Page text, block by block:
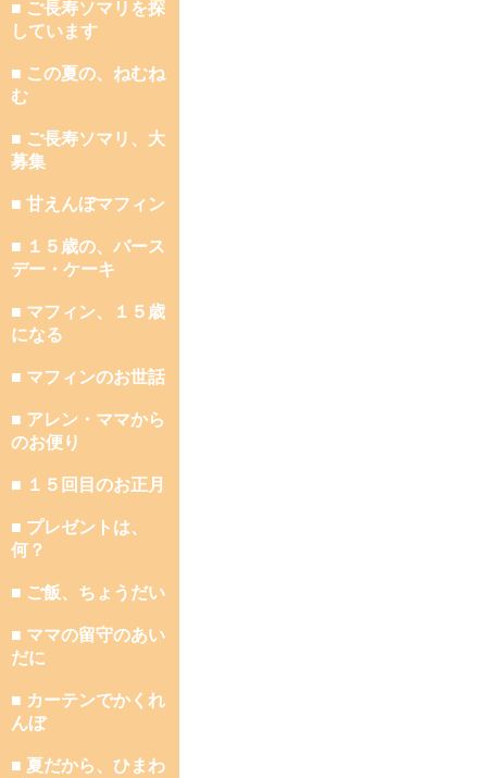
■ ご長寿ソマリを探
しています
■ この夏の、ねむね
む
■ ご長寿ソマリ、大
募集
■ 甘えんぼマフィン
■ １５歳の、バース
デー・ケーキ
■ マフィン、１５歳
になる
■ マフィンのお世話
■ アレン・ママから
のお便り
■ １５回目のお正月
■ プレゼントは、
何？
■ ご飯、ちょうだい
■ ママの留守のあい
だに
■ カーテンでかくれ
んぼ
■ 夏だから、ひまわ